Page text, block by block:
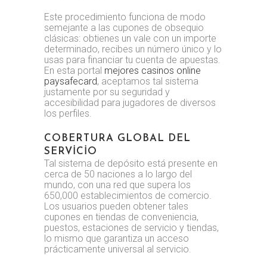
Este procedimiento funciona de modo
semejante a las cupones de obsequio
clásicas: obtienes un vale con un importe
determinado, recibes un número único y lo
usas para financiar tu cuenta de apuestas.
En esta portal mejores casinos online
paysafecard, aceptamos tal sistema
justamente por su seguridad y
accesibilidad para jugadores de diversos
los perfiles.
COBERTURA GLOBAL DEL
SERVICIO
Tal sistema de depósito está presente en
cerca de 50 naciones a lo largo del
mundo, con una red que supera los
650,000 establecimientos de comercio.
Los usuarios pueden obtener tales
cupones en tiendas de conveniencia,
puestos, estaciones de servicio y tiendas,
lo mismo que garantiza un acceso
prácticamente universal al servicio.